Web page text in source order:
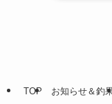
TOP お知らせ＆釣